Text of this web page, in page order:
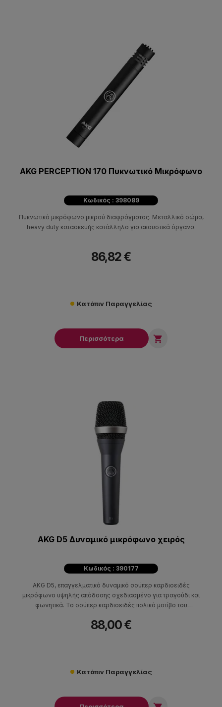
AKG PERCEPTION 170 Πυκνωτικό Μικρόφωνο
Κωδικός : 398089
Πυκνωτικό μικρόφωνο μικρού διαφράγματος. Μεταλλικό σώμα,
heavy duty κατασκευής κατάλληλο για ακουστικά όργανα.
86,82 €
Κατόπιν Παραγγελίας
Περισσότερα 
AKG D5 Δυναμικό μικρόφωνο χειρός
Κωδικός : 390177
AKG D5, επαγγελματικό δυναμικό σούπερ καρδιοειδές
μικρόφωνο υψηλής απόδοσης σχεδιασμένο για τραγούδι και
φωνητικά. Το σούπερ καρδιοειδές πολικό μοτίβο του
φαινόμενα "επιστροφής" και ήχων από το περιβάλλον, ακόμα και
88,00 €
Κατόπιν Παραγγελίας